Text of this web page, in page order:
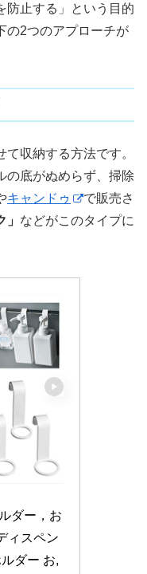
防止する」という目的
の2つのアプローチが
収納する方法です。
の底がぬめらず、掃除
キャンドゥ
で販売さ
などがこのタイプに
ダー，お
ィスペン
ダー お,